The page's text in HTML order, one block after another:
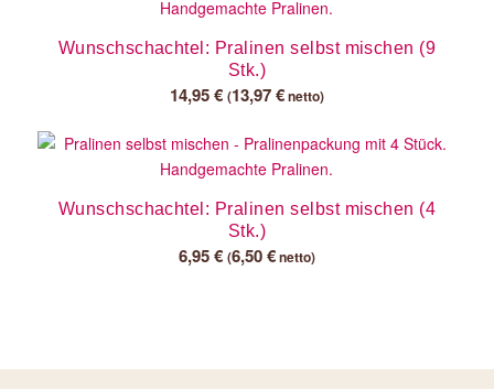
Wunschschachtel: Pralinen selbst mischen (9
Stk.)
14,95€ (13,97€netto)
Wunschschachtel: Pralinen selbst mischen (4
Stk.)
6,95€ (6,50€netto)